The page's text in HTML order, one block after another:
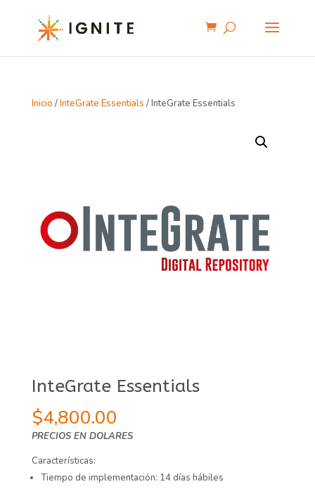
Inicio /InteGrate Essentials / InteGrate Essentials
InteGrate Essentials
$4,800.00
PRECIOS EN DOLARES
Características:
Tiempo de implementación: 14 días hábiles